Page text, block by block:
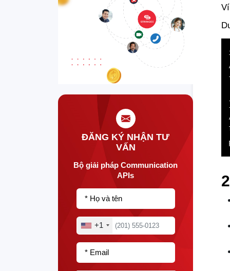
ĐĂNG KÝ NHẬN TƯ
VẤN
Bộ giải pháp Communication
APIs
* Họ và tên
+1
* Email